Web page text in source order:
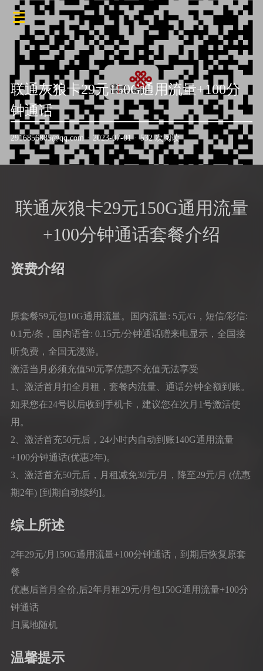
联通灰狼卡29元150G通用流量+100分
钟通话
2916856885@qq.com · 2023-07-01 · 532 次阅读
联通灰狼卡29元150G通用流量
+100分钟通话套餐介绍
资费介绍
原套餐59元包10G通用流量。国内流量: 5元/G，短信/彩信:
0.1元/条，国内语音: 0.15元/分钟通话赠来电显示，全国接
听免费，全国无漫游。
激活当月必须充值50元享优惠不充值无法享受
1、激活首月扣全月租，套餐内流量、通话分钟全额到账。
如果您在24号以后收到手机卡，建议您在次月1号激活使
用。
2、激活首充50元后，24小时内自动到账140G通用流量
+100分钟通话(优惠2年)。
3、激活首充50元后，月租减免30元/月，降至29元/月 (优惠
期2年) [到期自动续约]。
综上所述
2年29元/月150G通用流量+100分钟通话，到期后恢复原套
餐
优惠后首月全价,后2年月租29元/月包150G通用流量+100分
钟通话
归属地随机
温馨提示